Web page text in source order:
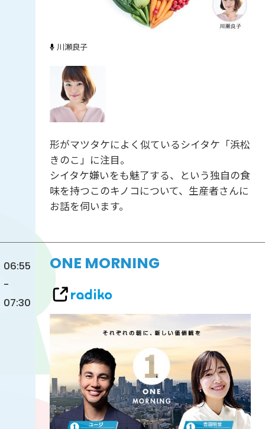
川瀬良子
形がマツタケによく似ているシイタケ「浜松
きのこ」に注目。
シイタケ嫌いをも魅了する、という独自の食
味を持つこのキノコについて、生産者さんに
お話を伺います。
06:55
-
07:30
ONE MORNING